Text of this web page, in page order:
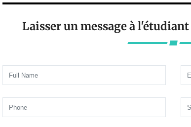
Laisser un message à l'étudiant